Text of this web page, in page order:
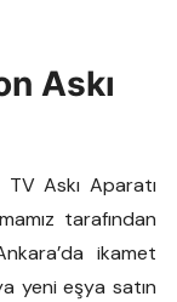
Askı
TV Askı Aparatı
tarafından
ikamet
yeni eşya satın